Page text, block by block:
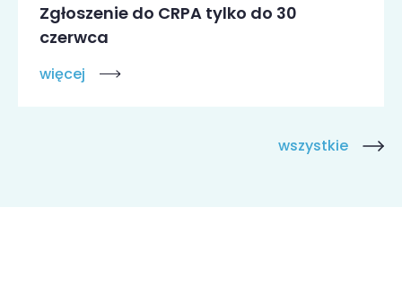
Zgłoszenie do CRPA tylko do 30
czerwca
więcej
wszystkie